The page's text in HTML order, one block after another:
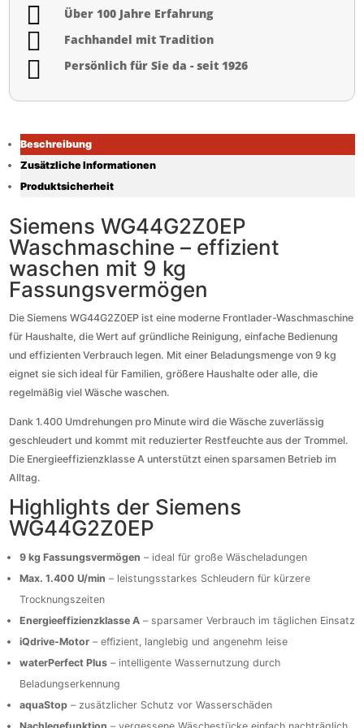
 Über 100 Jahre Erfahrung
 Fachhandel mit Tradition
 Persönlich für Sie da - seit 1926
Beschreibung
Zusätzliche Informationen
Produktsicherheit
Siemens WG44G2Z0EP
Waschmaschine – effizient
waschen mit 9 kg
Fassungsvermögen
Die Siemens WG44G2Z0EP ist eine moderne Frontlader-Waschmaschine
für Haushalte, die Wert auf gründliche Reinigung, einfache Bedienung
und effizienten Verbrauch legen. Mit einer Beladungsmenge von 9 kg
eignet sie sich ideal für Familien, größere Haushalte oder alle, die
regelmäßig viel Wäsche waschen.
Dank 1.400 Umdrehungen pro Minute wird die Wäsche zuverlässig
geschleudert und kommt mit reduzierter Restfeuchte aus der Trommel.
Die Energieeffizienzklasse A unterstützt einen sparsamen Betrieb im
Alltag.
Highlights der Siemens
WG44G2Z0EP
9 kg Fassungsvermögen – ideal für große Wäscheladungen
Max. 1.400 U/min – leistungsstarkes Schleudern für kürzere
Trocknungszeiten
Energieeffizienzklasse A– sparsamer Verbrauch im täglichen Einsatz
iQdrive-Motor– effizient, langlebig und angenehm leise
waterPerfect Plus– intelligente Wassernutzung durch
Beladungserkennung
aquaStop– zusätzlicher Schutz vor Wasserschäden